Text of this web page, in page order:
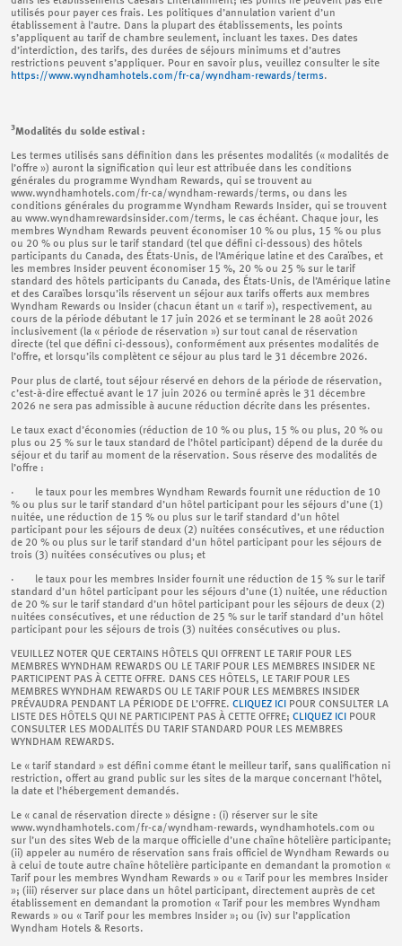
utilisés pour payer ces frais. Les politiques d’annulation varient d’un
établissement à l’autre. Dans la plupart des établissements, les points
s’appliquent au tarif de chambre seulement, incluant les taxes. Des dates
d’interdiction, des tarifs, des durées de séjours minimums et d’autres
restrictions peuvent s’appliquer. Pour en savoir plus, veuillez consulter le site
https://www.wyndhamhotels.com/fr-ca/wyndham-rewards/terms.
3Modalités du solde estival :
Les termes utilisés sans définition dans les présentes modalités (« modalités de
l’offre ») auront la signification qui leur est attribuée dans les conditions
générales du programme Wyndham Rewards, qui se trouvent au
www.wyndhamhotels.com/fr-ca/wyndham-rewards/terms, ou dans les
conditions générales du programme Wyndham Rewards Insider, qui se trouvent
au www.wyndhamrewardsinsider.com/terms, le cas échéant. Chaque jour, les
membres Wyndham Rewards peuvent économiser 10 % ou plus, 15 % ou plus
ou 20 % ou plus sur le tarif standard (tel que défini ci-dessous) des hôtels
participants du Canada, des États-Unis, de l’Amérique latine et des Caraïbes, et
les membres Insider peuvent économiser 15 %, 20 % ou 25 % sur le tarif
standard des hôtels participants du Canada, des États-Unis, de l’Amérique latine
et des Caraïbes lorsqu’ils réservent un séjour aux tarifs offerts aux membres
Wyndham Rewards ou Insider (chacun étant un « tarif »), respectivement, au
cours de la période débutant le 17 juin 2026 et se terminant le 28 août 2026
inclusivement (la « période de réservation ») sur tout canal de réservation
directe (tel que défini ci-dessous), conformément aux présentes modalités de
l’offre, et lorsqu’ils complètent ce séjour au plus tard le 31 décembre 2026.
Pour plus de clarté, tout séjour réservé en dehors de la période de réservation,
c’est-à-dire effectué avant le 17 juin 2026 ou terminé après le 31 décembre
2026 ne sera pas admissible à aucune réduction décrite dans les présentes.
Le taux exact d’économies (réduction de 10 % ou plus, 15 % ou plus, 20 % ou
plus ou 25 % sur le taux standard de l’hôtel participant) dépend de la durée du
séjour et du tarif au moment de la réservation. Sous réserve des modalités de
l’offre :
· le taux pour les membres Wyndham Rewards fournit une réduction de 10
% ou plus sur le tarif standard d’un hôtel participant pour les séjours d’une (1)
nuitée, une réduction de 15 % ou plus sur le tarif standard d’un hôtel
participant pour les séjours de deux (2) nuitées consécutives, et une réduction
de 20 % ou plus sur le tarif standard d’un hôtel participant pour les séjours de
trois (3) nuitées consécutives ou plus; et
· le taux pour les membres Insider fournit une réduction de 15 % sur le tarif
standard d’un hôtel participant pour les séjours d’une (1) nuitée, une réduction
de 20 % sur le tarif standard d’un hôtel participant pour les séjours de deux (2)
nuitées consécutives, et une réduction de 25 % sur le tarif standard d’un hôtel
participant pour les séjours de trois (3) nuitées consécutives ou plus.
VEUILLEZ NOTER QUE CERTAINS HÔTELS QUI OFFRENT LE TARIF POUR LES
MEMBRES WYNDHAM REWARDS OU LE TARIF POUR LES MEMBRES INSIDER NE
PARTICIPENT PAS À CETTE OFFRE. DANS CES HÔTELS, LE TARIF POUR LES
MEMBRES WYNDHAM REWARDS OU LE TARIF POUR LES MEMBRES INSIDER
PRÉVAUDRA PENDANT LA PÉRIODE DE L’OFFRE. CLIQUEZ ICI
POUR CONSULTER LA
LISTE DES HÔTELS QUI NE PARTICIPENT PAS À CETTE OFFRE; CLIQUEZ ICI
POUR
CONSULTER LES MODALITÉS DU TARIF STANDARD POUR LES MEMBRES
WYNDHAM REWARDS.
Le « tarif standard » est défini comme étant le meilleur tarif, sans qualification ni
restriction, offert au grand public sur les sites de la marque concernant l’hôtel,
la date et l’hébergement demandés.
Le « canal de réservation directe » désigne : (i) réserver sur le site
www.wyndhamhotels.com/fr-ca/wyndham-rewards, wyndhamhotels.com ou
sur l’un des sites Web de la marque officielle d’une chaîne hôtelière participante;
(ii) appeler au numéro de réservation sans frais officiel de Wyndham Rewards ou
à celui de toute autre chaîne hôtelière participante en demandant la promotion «
Tarif pour les membres Wyndham Rewards » ou « Tarif pour les membres Insider
»; (iii) réserver sur place dans un hôtel participant, directement auprès de cet
établissement en demandant la promotion « Tarif pour les membres Wyndham
Rewards » ou « Tarif pour les membres Insider »; ou (iv) sur l’application
Wyndham Hotels & Resorts.